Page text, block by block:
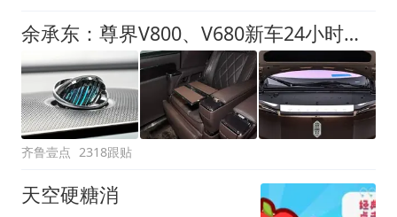
余承东：尊界V800、V680新车24小时大定突破3500台
齐鲁壹点 2318跟贴
天空硬糖消